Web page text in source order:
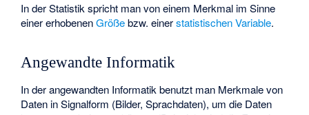
In der Statistik spricht man von einem Merkmal im Sinne
einer erhobenenGrößebzw. einerstatistischen Variable.
Angewandte Informatik
In der angewandten Informatik benutzt man Merkmale von
Daten in Signalform (Bilder, Sprachdaten), um die Daten